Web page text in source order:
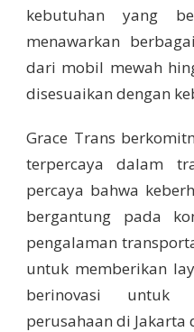
kebutuhan yang
menawarkan
dari mobil mewah
disesuaikan dengan
Grace Trans
terpercaya dalam
percaya bahwa
bergantung pada
pengalaman
untuk memberikan
berinovasi untuk
perusahaan di Jakarta